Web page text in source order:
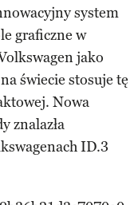
system
graficzne w
jako
świecie stosuje tę
Nowa
znalazła
ID.3